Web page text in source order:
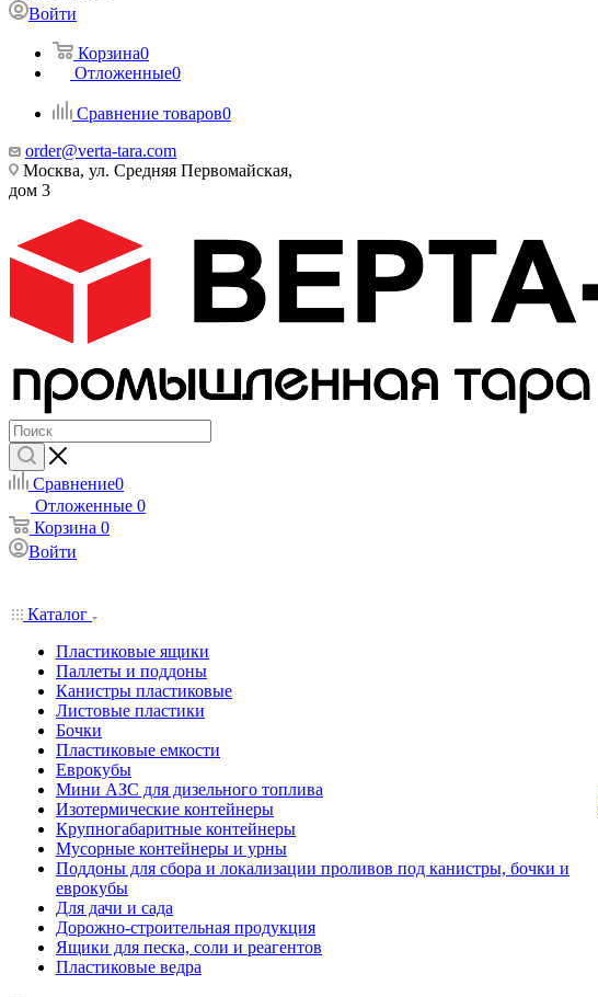
Войти
Корзина0
Отложенные0
Сравнение товаров0
order@verta-tara.com
Москва, ул. Средняя Первомайская,
дом 3
Сравнение0
Отложенные 0
Корзина 0
Войти
Каталог
Пластиковые ящики
Паллеты и поддоны
Канистры пластиковые
Листовые пластики
Бочки
Пластиковые емкости
Еврокубы
Мини АЗС для дизельного топлива
Изотермические контейнеры
Крупногабаритные контейнеры
Мусорные контейнеры и урны
Поддоны для сбора и локализации проливов под канистры, бочки и
еврокубы
Для дачи и сада
Дорожно-строительная продукция
Ящики для песка, соли и реагентов
Пластиковые ведра